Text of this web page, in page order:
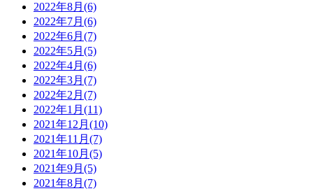
2022年8月(6)
2022年7月(6)
2022年6月(7)
2022年5月(5)
2022年4月(6)
2022年3月(7)
2022年2月(7)
2022年1月(11)
2021年12月(10)
2021年11月(7)
2021年10月(5)
2021年9月(5)
2021年8月(7)